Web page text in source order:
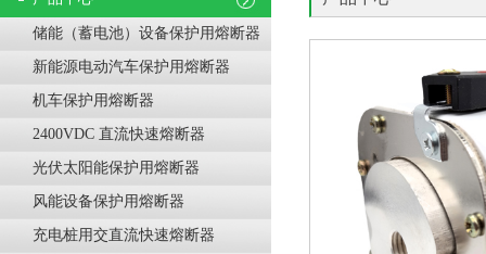
储能（蓄电池）设备保护用熔断器
新能源电动汽车保护用熔断器
机车保护用熔断器
2400VDC 直流快速熔断器
光伏太阳能保护用熔断器
风能设备保护用熔断器
充电桩用交直流快速熔断器